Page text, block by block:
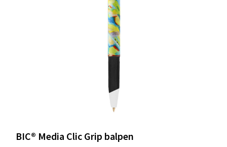
BIC® Media Clic Grip balpen